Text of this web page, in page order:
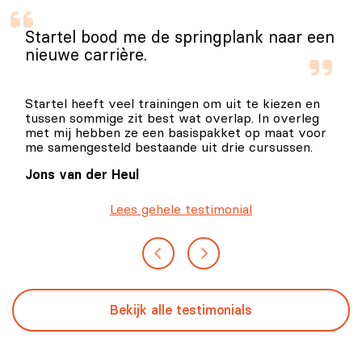
Startel bood me de springplank naar een
nieuwe carrière.
Startel heeft veel trainingen om uit te kiezen en
tussen sommige zit best wat overlap. In overleg
met mij hebben ze een basispakket op maat voor
me samengesteld bestaande uit drie cursussen.
Jons van der Heul
Lees gehele testimonial
Bekijk alle testimonials